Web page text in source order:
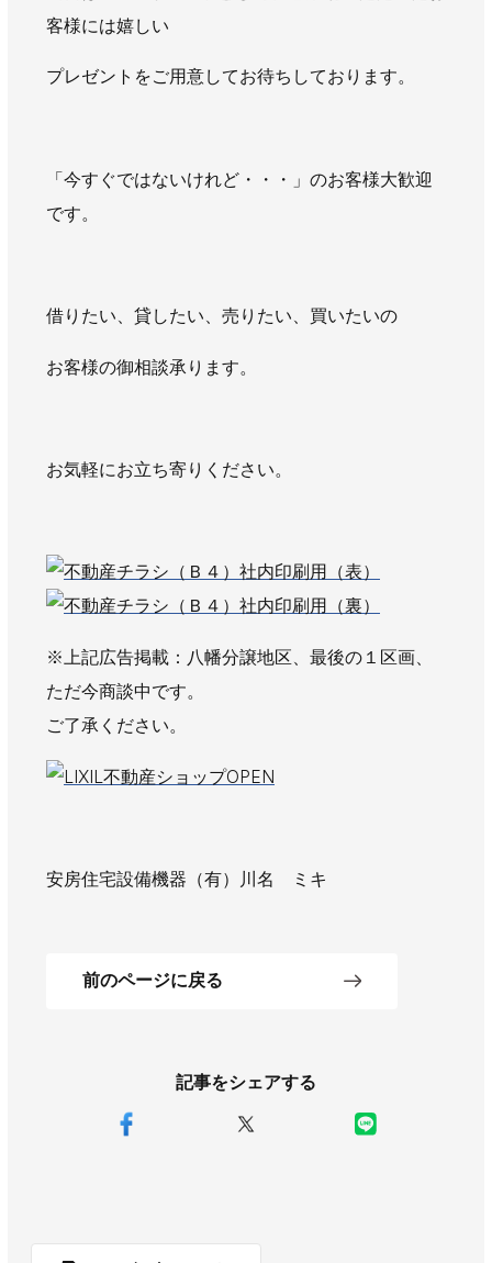
記事をシェアする
客様には嬉しい
プレゼントをご用意してお待ちしております。
「今すぐではないけれど・・・」のお客様大歓迎
です。
借りたい、貸したい、売りたい、買いたいの
お客様の御相談承ります。
お気軽にお立ち寄りください。
※上記広告掲載：八幡分譲地区、最後の１区画、
ただ今商談中です。
ご了承ください。
安房住宅設備機器（有）川名 ミキ
前のページに戻る